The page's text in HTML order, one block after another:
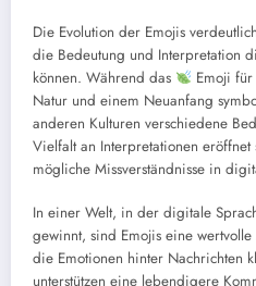
Die Evolution der Emojis
die Bedeutung und Interpretation
können. Während das
Emoji
Natur und einem Neuanfang
anderen Kulturen verschiedene
Vielfalt an Interpretationen eröffnet
mögliche Missverständnisse in
In einer Welt, in der digitale
gewinnt, sind Emojis eine
die Emotionen hinter Nachrichten
unterstützen eine lebendigere